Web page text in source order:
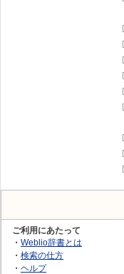
ご利用にあたって
・ Weblio辞書とは
・ 検索の仕方
・ ヘルプ